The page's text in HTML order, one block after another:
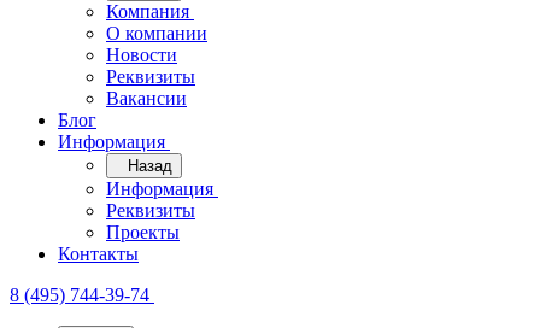
Компания
О компании
Новости
Реквизиты
Вакансии
Блог
Информация
Назад
Информация
Реквизиты
Проекты
Контакты
8 (495) 744-39-74